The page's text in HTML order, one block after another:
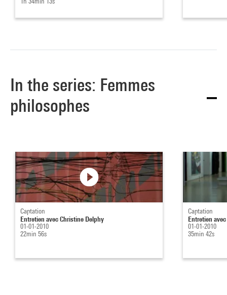
In the series: Femmes
philosophes
Captation
Entretien avec Christine Delphy
01-01-2010
22min 56s
Captation
Entretien
01-01-2010
35min 42s